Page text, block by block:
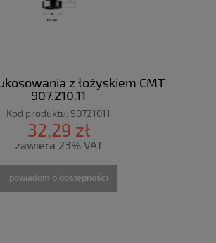
z łożyskiem CMT
907.210.11
Kod produktu: 90721011
32,29 zł
zawiera 23% VAT
powiadom o dostępności